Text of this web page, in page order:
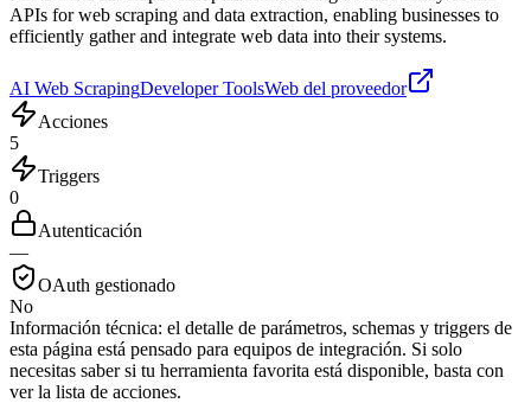
APIs for web scraping and data extraction, enabling businesses to
efficiently gather and integrate web data into their systems.
AI Web ScrapingDeveloper ToolsWeb del proveedor
Acciones
5
Triggers
0
Autenticación
—
OAuth gestionado
No
Información técnica: el detalle de parámetros, schemas y triggers de
esta página está pensado para equipos de integración. Si solo
necesitas saber si tu herramienta favorita está disponible, basta con
ver la lista de acciones.